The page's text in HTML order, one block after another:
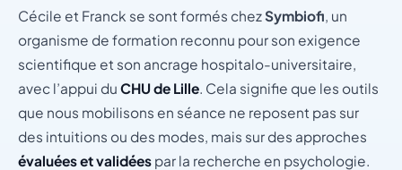
Cécile et Franck se sont formés chezSymbiofi, un
organisme de formation reconnu pour son exigence
scientifique et son ancrage hospitalo-universitaire,
avec l’appui du CHU de Lille. Cela signifie que les outils
que nous mobilisons en séance ne reposent pas sur
des intuitions ou des modes, mais sur des approches
évaluées et validées par la recherche en psychologie.